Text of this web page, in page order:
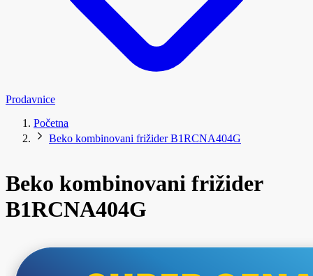
Prodavnice
Početna
Beko kombinovani frižider B1RCNA404G
Beko kombinovani frižider
B1RCNA404G